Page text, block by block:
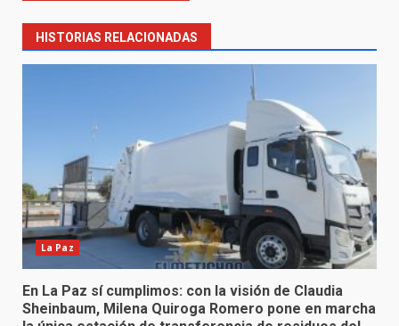
HISTORIAS RELACIONADAS
La Paz
En La Paz sí cumplimos: con la visión de Claudia
Sheinbaum, Milena Quiroga Romero pone en marcha